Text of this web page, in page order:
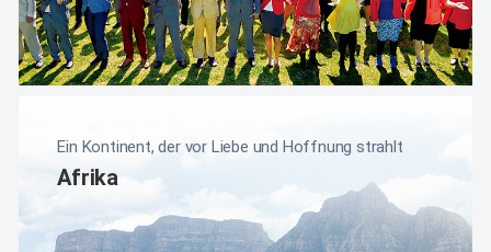
Ein Kontinent, der vor Liebe und Hoffnung strahlt
Afrika